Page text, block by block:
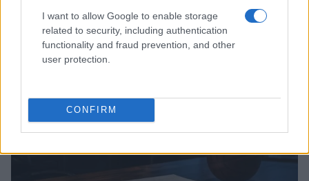
I want to allow Google to enable storage
related to security, including authentication
functionality and fraud prevention, and other
user protection.
CONFIRM
l’avventura europea
Ilaria Mauri · 7 Ago 2026
BASKET